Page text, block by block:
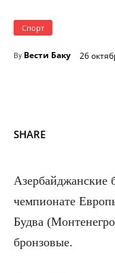
Спорт
By Вести Баку 26
SHARE
Азербайджанские
чемпионате
Будва
бронзовые.